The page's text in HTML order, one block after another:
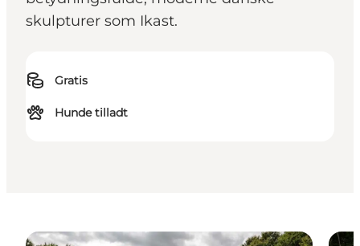
skulpturer som Ikast.
Gratis
Hunde tilladt